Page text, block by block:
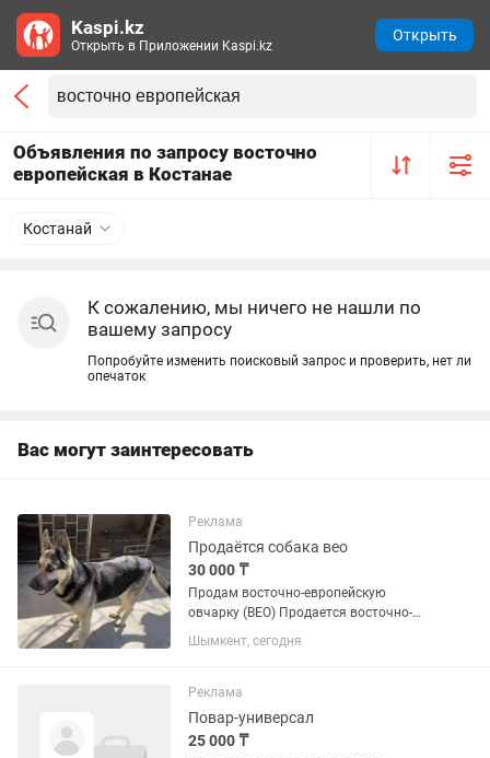
Объявления по запросу восточно
европейская в Костанае
Костанай
К сожалению, мы ничего не нашли по
вашему запросу
Попробуйте изменить поисковый запрос и проверить, нет ли
опечаток
Вас могут заинтересовать
Реклама
Продаётся собака вео
30 000 ₸
Продам восточно-европейскую
овчарку (ВЕО) Продается восточно-
европейская овчарка по кличке Амур.
Собака с полным пакетом документов
Здоровый, ухоженный и станет...
Шымкент, сегодня
Реклама
Повар-универсал
25 000 ₸
Kaspi.kz
Открыть в Приложении Kaspi.kz
Открыть